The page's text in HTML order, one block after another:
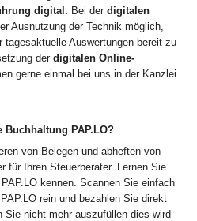
digital. Bei der digitalen
Ausnutzung der Technik möglich,
Auswertungen bereit zu
der digitalen Online-
gerne einmal bei uns in der Kanzlei
Buchhaltung PAP.LO?
von Belegen und abheften von
für Ihren Steuerberater. Lernen Sie
kennen. Scannen Sie einfach
rein und bezahlen Sie direkt
Sie nicht mehr auszufüllen dies wird